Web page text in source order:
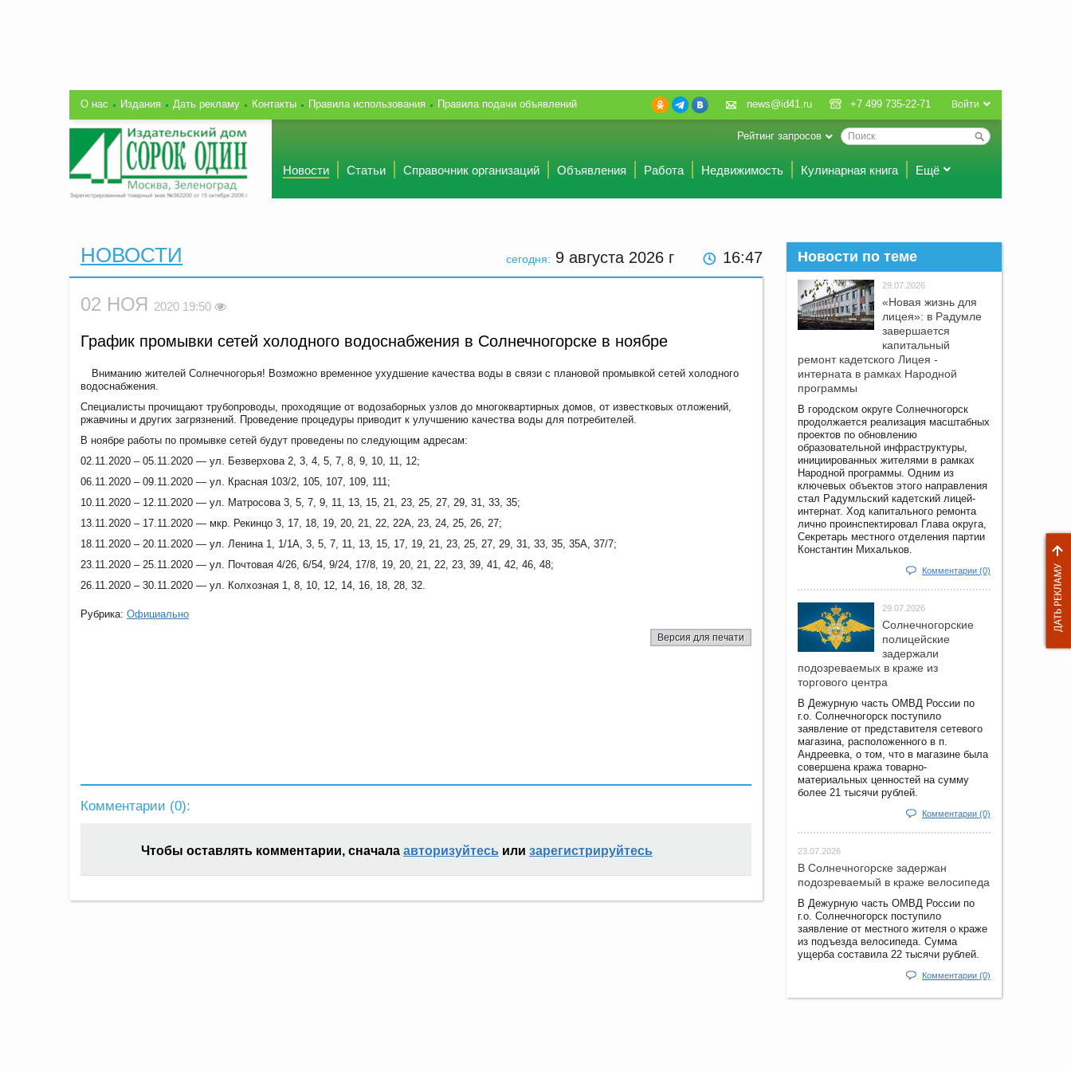
О нас Издания Дать рекламу Контакты Правила использования Правила подачи объявлений Войти
news@id41.ru +7 499 735-22-71
Рейтинг запросов
Новости Статьи Справочник организаций Объявления Работа Недвижимость Кулинарная книга Ещё
сегодня: 9 августа 2026 г 16:47
НОВОСТИ
02 НОЯ 2020 19:50
График промывки сетей холодного водоснабжения в Солнечногорске в ноябре
Вниманию жителей Солнечногорья! Возможно временное ухудшение качества воды в связи с плановой промывкой сетей холодного
водоснабжения.
Специалисты прочищают трубопроводы, проходящие от водозаборных узлов до многоквартирных домов, от известковых отложений,
ржавчины и других загрязнений. Проведение процедуры приводит к улучшению качества воды для потребителей.
В ноябре работы по промывке сетей будут проведены по следующим адресам:
02.11.2020 – 05.11.2020 — ул. Безверхова 2, 3, 4, 5, 7, 8, 9, 10, 11, 12;
06.11.2020 – 09.11.2020 — ул. Красная 103/2, 105, 107, 109, 111;
10.11.2020 – 12.11.2020 — ул. Матросова 3, 5, 7, 9, 11, 13, 15, 21, 23, 25, 27, 29, 31, 33, 35;
13.11.2020 – 17.11.2020 — мкр. Рекинцо 3, 17, 18, 19, 20, 21, 22, 22А, 23, 24, 25, 26, 27;
18.11.2020 – 20.11.2020 — ул. Ленина 1, 1/1А, 3, 5, 7, 11, 13, 15, 17, 19, 21, 23, 25, 27, 29, 31, 33, 35, 35А, 37/7;
23.11.2020 – 25.11.2020 — ул. Почтовая 4/26, 6/54, 9/24, 17/8, 19, 20, 21, 22, 23, 39, 41, 42, 46, 48;
26.11.2020 – 30.11.2020 — ул. Колхозная 1, 8, 10, 12, 14, 16, 18, 28, 32.
Рубрика: Официально
Версия для печати
Комментарии (0):
Чтобы оставлять комментарии, сначала авторизуйтесь или зарегистрируйтесь
Новости по теме
29.07.2026
«Новая жизнь для
лицея»: в Радумле
завершается
капитальный
ремонт кадетского Лицея -
интерната в рамках Народной
программы
В городском округе Солнечногорск
продолжается реализация масштабных
проектов по обновлению
образовательной инфраструктуры,
инициированных жителями в рамках
Народной программы. Одним из
ключевых объектов этого направления
стал Радумльский кадетский лицей-
интернат. Ход капитального ремонта
лично проинспектировал Глава округа,
Секретарь местного отделения партии
Константин Михальков.
Комментарии (0)
29.07.2026
Солнечногорские
полицейские
задержали
подозреваемых в краже из
торгового центра
В Дежурную часть ОМВД России по
г.о. Солнечногорск поступило
заявление от представителя сетевого
магазина, расположенного в п.
Андреевка, о том, что в магазине была
совершена кража товарно-
материальных ценностей на сумму
более 21 тысячи рублей.
Комментарии (0)
23.07.2026
В Солнечногорске задержан
подозреваемый в краже велосипеда
В Дежурную часть ОМВД России по
г.о. Солнечногорск поступило
заявление от местного жителя о краже
из подъезда велосипеда. Сумма
ущерба составила 22 тысячи рублей.
Комментарии (0)